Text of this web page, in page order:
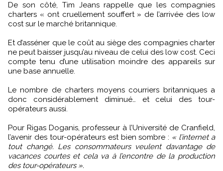
De son côté, Tim Jeans rappelle que les compagnies
charters « ont cruellement souffert » de l’arrivée des low
cost sur le marché britannique.
Et d’asséner que le coût au siège des compagnies charter
ne peut baisser jusqu’au niveau de celui des low cost. Ceci
compte tenu d’une utilisation moindre des appareils sur
une base annuelle.
Le nombre de charters moyens courriers britanniques a
donc considérablement diminué… et celui des tour-
opérateurs aussi.
Pour Rigas Doganis, professeur à l’Université de Cranfield,
l’avenir des tour-opérateurs est bien sombre : « l’internet a
tout changé. Les consommateurs veulent davantage de
vacances courtes et cela va à l’encontre de la production
des tour-opérateurs ».